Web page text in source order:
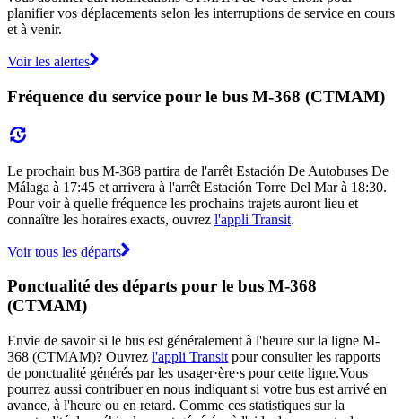
planifier vos déplacements selon les interruptions de service en cours
et à venir.
Voir les alertes
Fréquence du service pour le bus M-368 (CTMAM)
Le prochain bus M-368 partira de l'arrêt Estación De Autobuses De
Málaga à 17:45 et arrivera à l'arrêt Estación Torre Del Mar à 18:30.
Pour voir à quelle fréquence les prochains trajets auront lieu et
connaître les horaires exacts, ouvrez l'appli Transit.
Voir tous les départs
Ponctualité des départs pour le bus M-368
(CTMAM)
Envie de savoir si le bus est généralement à l'heure sur la ligne M-
368 (CTMAM)? Ouvrez l'appli Transit pour consulter les rapports
de ponctualité générés par les usager·ère·s pour cette ligne.Vous
pourrez aussi contribuer en nous indiquant si votre bus est arrivé en
avance, à l'heure ou en retard. Comme ces statistiques sur la